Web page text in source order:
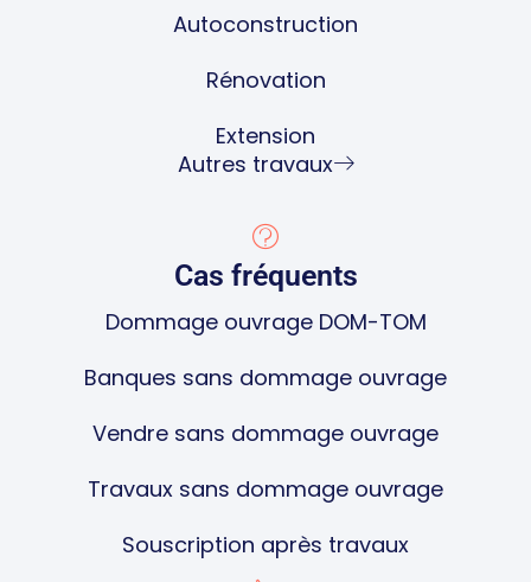
Autoconstruction
Rénovation
Extension
Autres travaux
Cas fréquents
Dommage ouvrage DOM-TOM
Banques sans dommage ouvrage
Vendre sans dommage ouvrage
Travaux sans dommage ouvrage
Souscription après travaux